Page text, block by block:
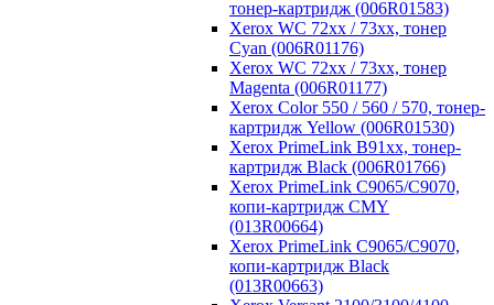
тонер-картридж (006R01583)
Xerox WC 72xx / 73xx, тонер
Cyan (006R01176)
Xerox WC 72xx / 73xx, тонер
Magenta (006R01177)
Xerox Color 550 / 560 / 570, тонер-
картридж Yellow (006R01530)
Xerox PrimeLink B91xx, тонер-
картридж Black (006R01766)
Xerox PrimeLink C9065/C9070,
копи-картридж CMY
(013R00664)
Xerox PrimeLink C9065/C9070,
копи-картридж Black
(013R00663)